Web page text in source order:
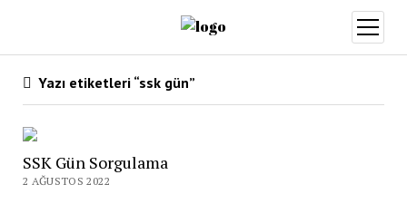
aç
Yazı etiketleri “ssk gün”
SSK Gün Sorgulama
2 AĞUSTOS 2022